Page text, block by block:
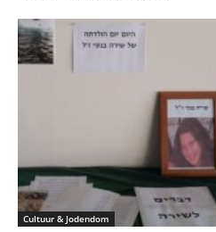
Cultuur & Jodendom